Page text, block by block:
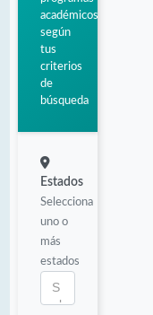
académicos
según
tus
criterios
de
búsqueda
Estados
Selecciona
uno o
más
estados